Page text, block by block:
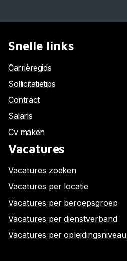
Snelle links
Carrièregids
Sollicitatietips
Contract
Salaris
Cv maken
Vacatures
Vacatures zoeken
Vacatures per locatie
Vacatures per beroepsgroep
Vacatures per dienstverband
Vacatures per opleidingsniveau